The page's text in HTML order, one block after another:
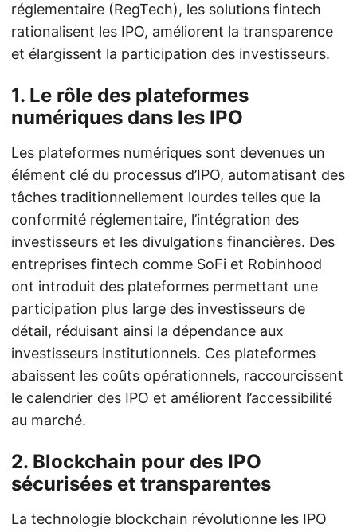
réglementaire (RegTech), les solutions fintech
rationalisent les IPO, améliorent la transparence
et élargissent la participation des investisseurs.
1. Le rôle des plateformes
numériques dans les IPO
Les plateformes numériques sont devenues un
élément clé du processus d’IPO, automatisant des
tâches traditionnellement lourdes telles que la
conformité réglementaire, l’intégration des
investisseurs et les divulgations financières. Des
entreprises fintech comme SoFi et Robinhood
ont introduit des plateformes permettant une
participation plus large des investisseurs de
détail, réduisant ainsi la dépendance aux
investisseurs institutionnels. Ces plateformes
abaissent les coûts opérationnels, raccourcissent
le calendrier des IPO et améliorent l’accessibilité
au marché.
2. Blockchain pour des IPO
sécurisées et transparentes
La technologie blockchain révolutionne les IPO